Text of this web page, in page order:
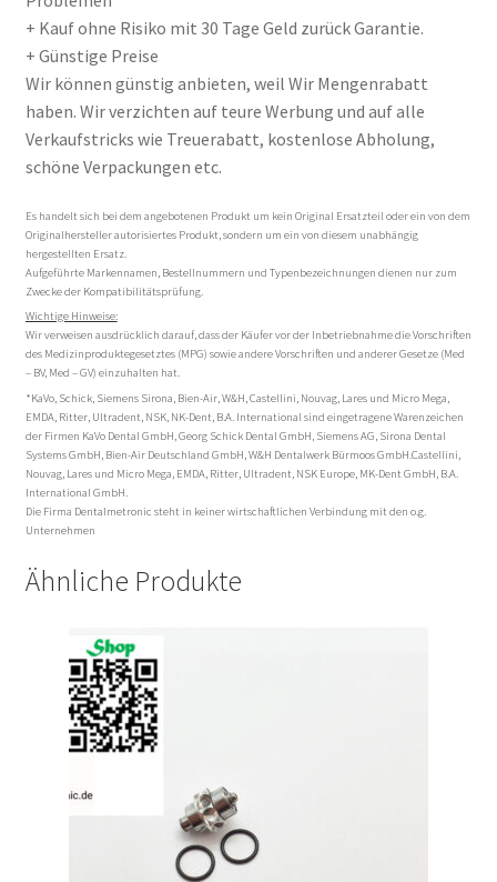
+ Kauf ohne Risiko mit 30 Tage Geld zurück Garantie.
+ Günstige Preise
Wir können günstig anbieten, weil Wir Mengenrabatt
haben. Wir verzichten auf teure Werbung und auf alle
Verkaufstricks wie Treuerabatt, kostenlose Abholung,
schöne Verpackungen etc.
Es handelt sich bei dem angebotenen Produkt um kein Original Ersatzteil oder ein von dem
Originalhersteller autorisiertes Produkt, sondern um ein von diesem unabhängig
hergestellten Ersatz.
Aufgeführte Markennamen, Bestellnummern und Typenbezeichnungen dienen nur zum
Zwecke der Kompatibilitätsprüfung.
Wichtige Hinweise:
Wir verweisen ausdrücklich darauf, dass der Käufer vor der Inbetriebnahme die Vorschriften
des Medizinproduktegesetztes (MPG) sowie andere Vorschriften und anderer Gesetze (Med
– BV, Med – GV) einzuhalten hat.
*KaVo, Schick, Siemens Sirona, Bien-Air, W&H, Castellini, Nouvag, Lares und Micro Mega,
EMDA, Ritter, Ultradent, NSK, NK-Dent, B.A. International sind eingetragene Warenzeichen
der Firmen KaVo Dental GmbH, Georg Schick Dental GmbH, Siemens AG, Sirona Dental
Systems GmbH, Bien-Air Deutschland GmbH, W&H Dentalwerk Bürmoos GmbH.Castellini,
Nouvag, Lares und Micro Mega, EMDA, Ritter, Ultradent, NSK Europe, MK-Dent GmbH, B.A.
International GmbH.
Die Firma Dentalmetronic steht in keiner wirtschaftlichen Verbindung mit den o.g.
Unternehmen
Ähnliche Produkte